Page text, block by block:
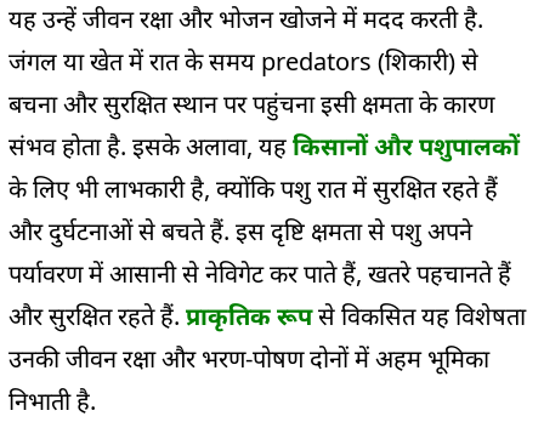
यह उन्हें जीवन रक्षा और भोजन खोजने में मदद करती है.
जंगल या खेत में रात के समय predators (शिकारी) से
बचना और सुरक्षित स्थान पर पहुंचना इसी क्षमता के कारण
संभव होता है. इसके अलावा, यहकिसानों और पशुपालकों
के लिए भी लाभकारी है, क्योंकि पशु रात में सुरक्षित रहते हैं
और दुर्घटनाओं से बचते हैं. इस दृष्टि क्षमता से पशु अपने
पर्यावरण में आसानी से नेविगेट कर पाते हैं, खतरे पहचानते हैं
और सुरक्षित रहते हैं. प्राकृतिक रूपसे विकसित यह विशेषता
उनकी जीवन रक्षा और भरण-पोषण दोनों में अहम भूमिका
निभाती है.